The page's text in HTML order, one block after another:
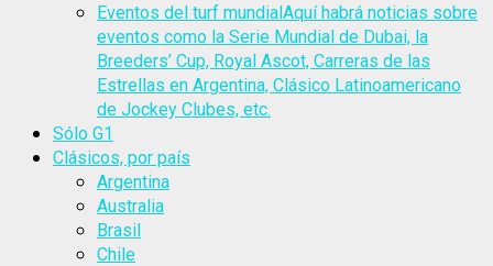
Eventos del turf mundialAquí habrá noticias sobre
eventos como la Serie Mundial de Dubai, la
Breeders’ Cup, Royal Ascot, Carreras de las
Estrellas en Argentina, Clásico Latinoamericano
de Jockey Clubes, etc.
Sólo G1
Clásicos, por país
Argentina
Australia
Brasil
Chile